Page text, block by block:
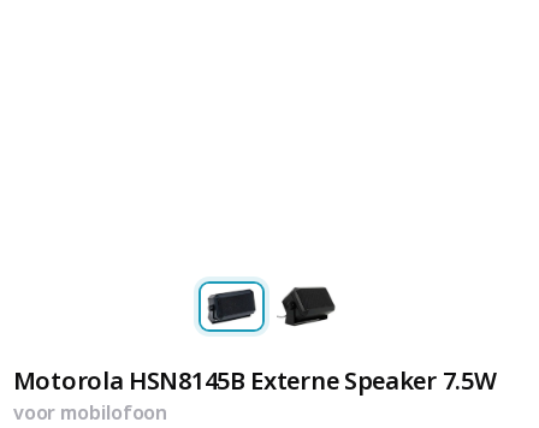
Motorola HSN8145B Externe Speaker 7.5W
voor mobilofoon